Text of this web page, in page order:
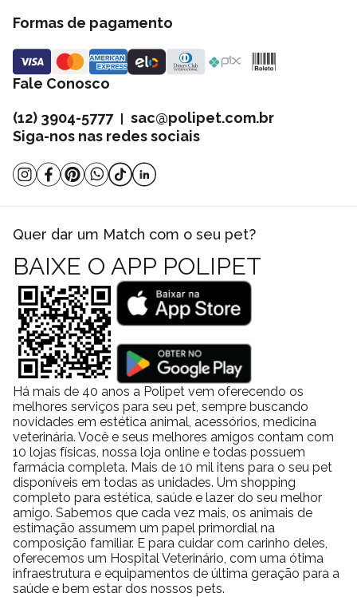
Formas de pagamento
Fale Conosco
(12) 3904-5777| sac@polipet.com.br
Siga-nos nas redes sociais
Quer dar um Match com o seu pet?
BAIXE O APP POLIPET
Há mais de 40 anos a Polipet vem oferecendo os
melhores serviços para seu pet, sempre buscando
novidades em estética animal, acessórios, medicina
veterinária. Você e seus melhores amigos contam com
10 lojas físicas, nossa loja online e todas possuem
farmácia completa. Mais de 10 mil itens para o seu pet
disponíveis em todas as unidades. Um shopping
completo para estética, saúde e lazer do seu melhor
amigo. Sabemos que cada vez mais, os animais de
estimação assumem um papel primordial na
composição familiar. E para cuidar com carinho deles,
oferecemos um Hospital Veterinário, com uma ótima
infraestrutura e equipamentos de última geração para a
saúde e bem estar dos nossos pets.